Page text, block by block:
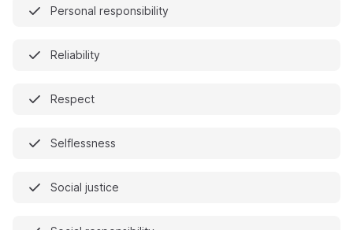
Personal responsibility
Reliability
Respect
Selflessness
Social justice